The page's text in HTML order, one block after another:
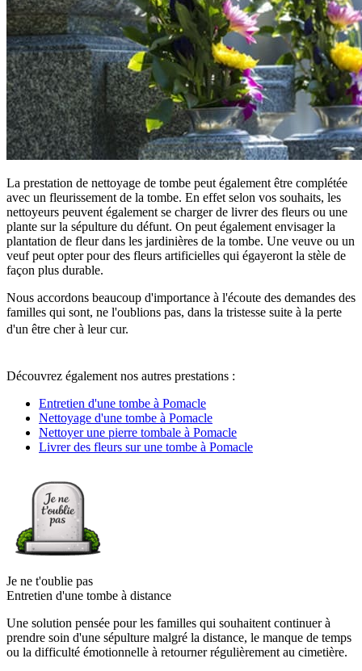
La prestation de nettoyage de tombe peut également être complétée
avec un fleurissement de la tombe. En effet selon vos souhaits, les
nettoyeurs peuvent également se charger de livrer des fleurs ou une
plante sur la sépulture du défunt. On peut également envisager la
plantation de fleur dans les jardinières de la tombe. Une veuve ou un
veuf peut opter pour des fleurs artificielles qui égayeront la stèle de
façon plus durable.
Nous accordons beaucoup d'importance à l'écoute des demandes des
familles qui sont, ne l'oublions pas, dans la tristesse suite à la perte
d'un être cher à leur cur.
Découvrez également nos autres prestations :
Entretien d'une tombe à Pomacle
Nettoyage d'une tombe à Pomacle
Nettoyer une pierre tombale à Pomacle
Livrer des fleurs sur une tombe à Pomacle
Je ne t'oublie pas
Entretien d'une tombe à distance
Une solution pensée pour les familles qui souhaitent continuer à
prendre soin d'une sépulture malgré la distance, le manque de temps
ou la difficulté émotionnelle à retourner régulièrement au cimetière.